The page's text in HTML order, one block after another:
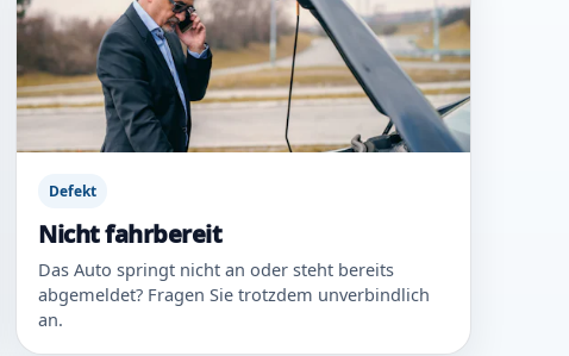
Defekt
Nicht fahrbereit
Das Auto springt nicht an oder steht bereits
abgemeldet? Fragen Sie trotzdem unverbindlich
an.